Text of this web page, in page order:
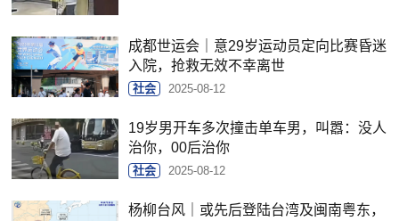
成都世运会｜意29岁运动员定向比赛昏迷
入院，抢救无效不幸离世
社会 2025-08-12
19岁男开车多次撞击单车男，叫嚣：没人
治你，00后治你
社会 2025-08-12
杨柳台风｜或先后登陆台湾及闽南粤东，